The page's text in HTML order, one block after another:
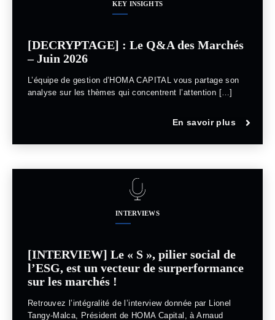
KEY INSIGHTS
[DECRYPTAGE] : Le Q&A des Marchés
– Juin 2026
L’équipe de gestion d’HOMA CAPITAL vous partage son
analyse sur les thèmes qui concentrent l’attention […]
En savoir plus
INTERVIEWS
[INTERVIEW] Le « S », pilier social de
l’ESG, est un vecteur de surperformance
sur les marchés !
Retrouvez l’intégralité de l’interview donnée par Lionel
Tangy-Malca, Président de HOMA Capital, à Arnaud